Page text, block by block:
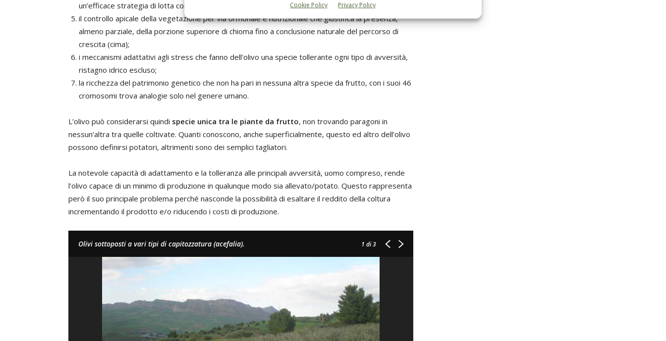
Cookie Policy Privacy Policy
un’efficace strategia di lotta contro i parassiti che degradano il legno (funghi della carie);
il controllo apicale della vegetazione per via ormonale e nutrizionale che giustifica la presenza,
almeno parziale, della porzione superiore di chioma fino a conclusione naturale del percorso di
crescita (cima);
i meccanismi adattativi agli stress che fanno dell’olivo una specie tollerante ogni tipo di avversità,
ristagno idrico escluso;
la ricchezza del patrimonio genetico che non ha pari in nessuna altra specie da frutto, con i suoi 46
cromosomi trova analogie solo nel genere umano.
L’olivo può considerarsi quindi specie unica tra le piante da frutto, non trovando paragoni in
nessun’altra tra quelle coltivate. Quanti conoscono, anche superficialmente, questo ed altro dell’olivo
possono definirsi potatori, altrimenti sono dei semplici tagliatori.
La notevole capacità di adattamento e la tolleranza alle principali avversità, uomo compreso, rende
l’olivo capace di un minimo di produzione in qualunque modo sia allevato/potato. Questo rappresenta
però il suo principale problema perché nasconde la possibilità di esaltare il reddito della coltura
incrementando il prodotto e/o riducendo i costi di produzione.
Olivi sottoposti a vari tipi di capitozzatura (acefalia). 1 di 3